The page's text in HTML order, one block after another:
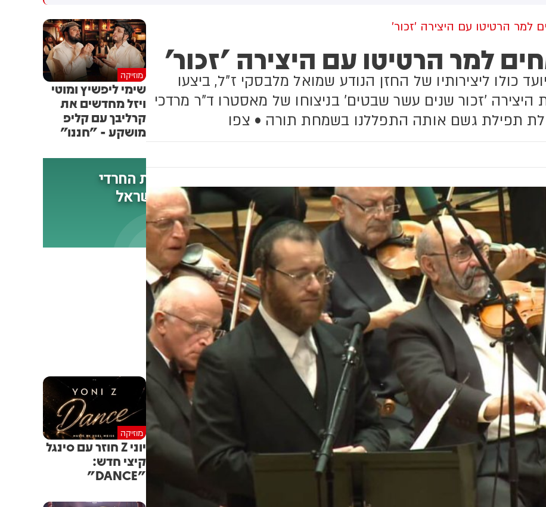
לי על פינוי 1,700 משפחות
למר הרטיטו עם היצירה 'זכור'
למר הרטיטו עם היצירה 'זכור'
קונצרט שהתקיים ב-2017 ויועד כולו ליצירותיו של החזן הנודע שמואל מלבסקי ז"ל, ביצעו
היצירה 'זכור שנים עשר שבטים' בניצוחו של מאסטרו ד"ר מרדכי
תפילת גשם אותה התפללנו בשמחת תורה • צפו
מוזיקה
שימי ליפשיץ ומוטי
ויזל מחדשים את
קרליבך עם קליפ
מושקע - "חננו"
מוזיקה
יוני Z חוזר עם סינגל
קיצי חדש:
"DANCE"